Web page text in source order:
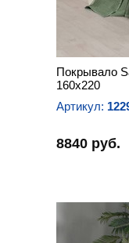
Покрывало
160х220
Артикул:
8840 руб.